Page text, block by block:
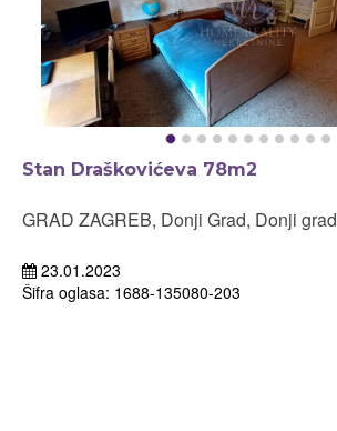
Stan Draškovićeva 78m2
GRAD ZAGREB, Donji Grad, Donji grad
23.01.2023
Šifra oglasa: 1688-135080-203